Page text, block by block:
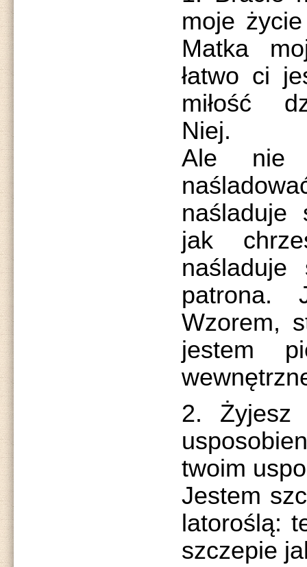
moje
Matka
łatwo ci
miłość
Niej.
Ale nie
naśladuje
jak
naśladuje
patrona.
Wzorem,
jestem
2. Żyjesz
twoim
Jestem
latoroślą:
szczepie